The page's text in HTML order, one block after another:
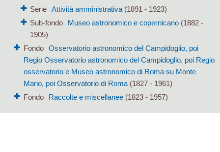
Serie Attività amministrativa(1891 - 1923)
Sub-fondo
Museo astronomico e copernicano(1882 -
1905)
Fondo
Osservatorio astronomico del Campidoglio, poi
Regio Osservatorio astronomico del Campidoglio, poi Regio
osservatorio e Museo astronomico di Roma su Monte
Mario, poi Osservatorio di Roma(1827 - 1961)
Fondo
Raccolte e miscellanee(1823 - 1957)